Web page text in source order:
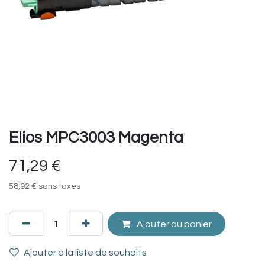
Elios MPC3003 Magenta
71,29 €
58,92 € sans taxes
Ajouter au panier
Ajouter à la liste de souhaits